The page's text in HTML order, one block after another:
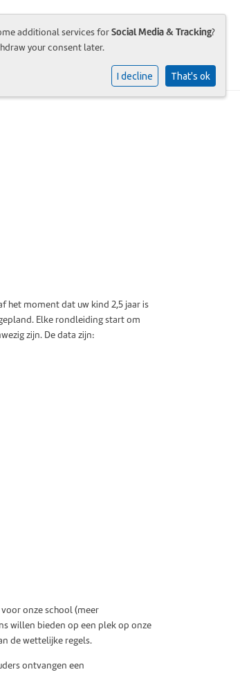
Organisatie
het moment dat uw kind 2,5 jaar is
Elke rondleiding start om
zijn. De data zijn:
onze school (meer
willen bieden op een plek op onze
de wettelijke regels.
ontvangen een
additional services forSocial Media & Tracking?
your consent later.
I decline That's ok